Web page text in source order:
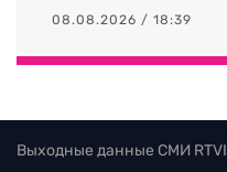
08.08.2026 / 18:39
Выходные данные СМИ RTVI